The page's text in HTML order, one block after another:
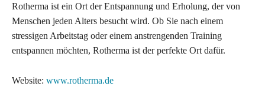
Rotherma ist ein Ort der Entspannung und Erholung, der von
Menschen jeden Alters besucht wird. Ob Sie nach einem
stressigen Arbeitstag oder einem anstrengenden Training
entspannen möchten, Rotherma ist der perfekte Ort dafür.
Website: www.rotherma.de